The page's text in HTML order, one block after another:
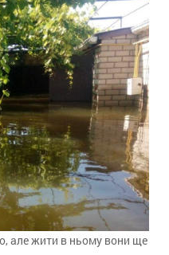
але жити в ньому вони ще